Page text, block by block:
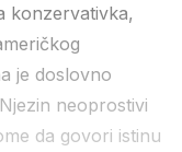
konzervativka,
je doslovno
neoprostivi
da govori istinu